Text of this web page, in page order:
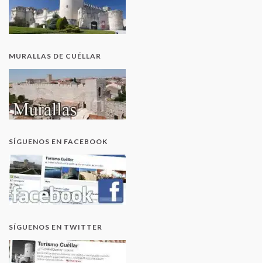
MURALLAS DE CUÉLLAR
SÍGUENOS EN FACEBOOK
SÍGUENOS EN TWITTER